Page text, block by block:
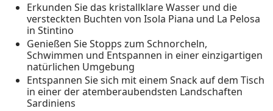
Erkunden Sie das kristallklare Wasser und die
versteckten Buchten von Isola Piana und La Pelosa
in Stintino
Genießen Sie Stopps zum Schnorcheln,
Schwimmen und Entspannen in einer einzigartigen
natürlichen Umgebung
Entspannen Sie sich mit einem Snack auf dem Tisch
in einer der atemberaubendsten Landschaften
Sardiniens